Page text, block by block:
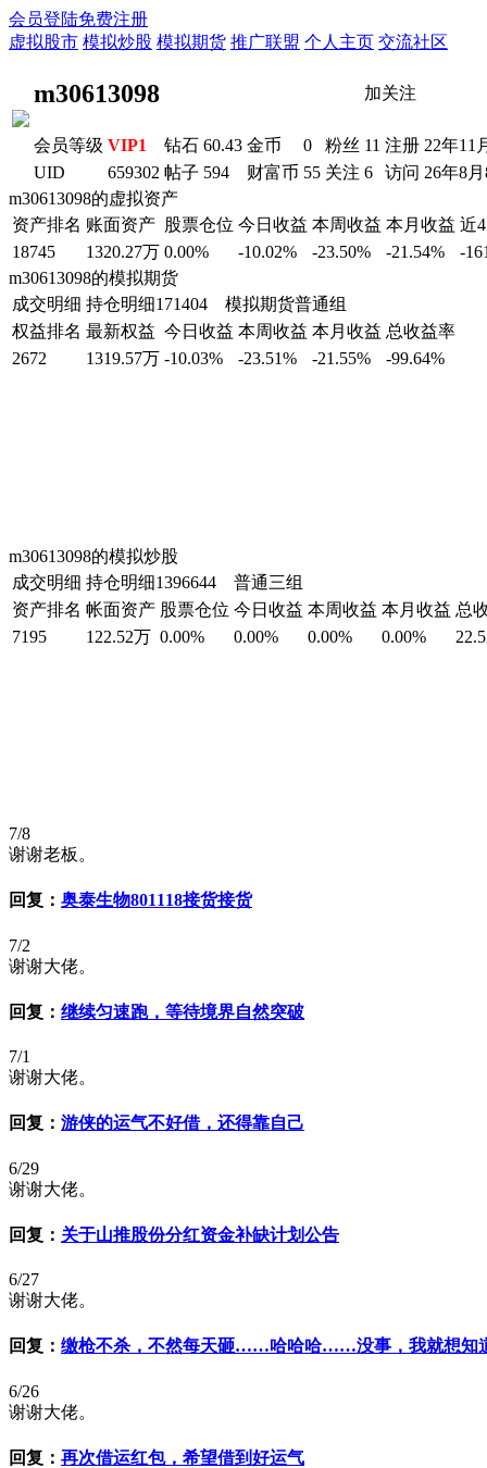
会员登陆免费注册
虚拟股市 模拟炒股 模拟期货 推广联盟 个人主页 交流社区
m30613098 加关注
会员等级 VIP1 钻石 60.43 金币 0 粉丝 11 注册 22年11
UID
659302 帖子 594 财富币 55 关注 6 访问 26年8月
m30613098的虚拟资产
资产排名 账面资产 股票仓位 今日收益 本周收益 本月收益 近
18745
1320.27万 0.00% -10.02% -23.50% -21.54%
-
m30613098的模拟期货
成交明细 持仓明细171404 模拟期货普通组
权益排名 最新权益 今日收益 本周收益 本月收益 总收益率
2672
1319.57万 -10.03% -23.51% -21.55% -99.64%
m30613098的模拟炒股
成交明细 持仓明细1396644 普通三组
资产排名 帐面资产 股票仓位 今日收益 本周收益 本月收益 总
7195
122.52万 0.00% 0.00% 0.00% 0.00%
7/8
谢谢老板。
回复： 奥泰生物801118接货接货
7/2
谢谢大佬。
回复： 继续匀速跑，等待境界自然突破
7/1
谢谢大佬。
回复： 游侠的运气不好借，还得靠自己
6/29
谢谢大佬。
回复： 关于山推股份分红资金补缺计划公告
6/27
谢谢大佬。
回复： 缴枪不杀，不然每天砸……哈哈哈……没事，我就想知
6/26
谢谢大佬。
回复： 再次借运红包，希望借到好运气